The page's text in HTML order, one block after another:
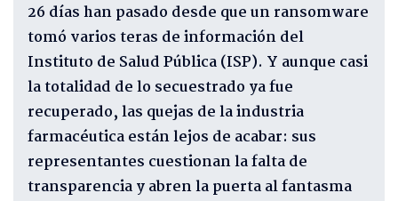
26 días han pasado desde que un ransomware
tomó varios teras de información del
Instituto de Salud Pública (ISP). Y aunque casi
la totalidad de lo secuestrado ya fue
recuperado, las quejas de la industria
farmacéutica están lejos de acabar: sus
representantes cuestionan la falta de
transparencia y abren la puerta al fantasma